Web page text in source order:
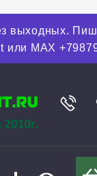
выходных.
или MAX